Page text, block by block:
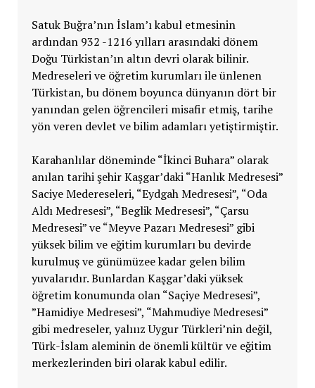
Satuk Buğra’nın İslam’ı kabul etmesinin
ardından 932 -1216 yılları arasındaki dönem
Doğu Türkistan’ın altın devri olarak bilinir.
Medreseleri ve öğretim kurumları ile ünlenen
Türkistan, bu dönem boyunca dünyanın dört bir
yanından gelen öğrencileri misafir etmiş, tarihe
yön veren devlet ve bilim adamları yetiştirmiştir.
Karahanlılar döneminde “İkinci Buhara” olarak
anılan tarihi şehir Kaşgar’daki “Hanlık Medresesi”
Saciye Medereseleri, “Eydgah Medresesi”, “Oda
Aldı Medresesi”, “Beglik Medresesi”, “Çarsu
Medresesi” ve “Meyve Pazarı Medresesi” gibi
yüksek bilim ve eğitim kurumları bu devirde
kurulmuş ve günümüzee kadar gelen bilim
yuvalarıdır. Bunlardan Kaşgar’daki yüksek
öğretim konumunda olan “Saçiye Medresesi”,
”Hamidiye Medresesi”, “Mahmudiye Medresesi”
gibi medreseler, yalııız Uygur Türkleri’nin değil,
Türk-İslam aleminin de önemli kültür ve eğitim
merkezlerinden biri olarak kabul edilir.